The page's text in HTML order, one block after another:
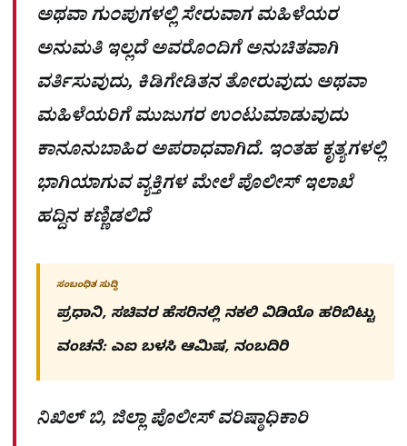
ಅಥವಾ ಗುಂಪುಗಳಲ್ಲಿ ಸೇರುವಾಗ ಮಹಿಳೆಯರ
ಅನುಮತಿ ಇಲ್ಲದೆ ಅವರೊಂದಿಗೆ ಅನುಚಿತವಾಗಿ
ವರ್ತಿಸುವುದು, ಕಿಡಿಗೇಡಿತನ ತೋರುವುದು ಅಥವಾ
ಮಹಿಳೆಯರಿಗೆ ಮುಜುಗರ ಉಂಟುಮಾಡುವುದು
ಕಾನೂನುಬಾಹಿರ ಅಪರಾಧವಾಗಿದೆ. ಇಂತಹ ಕೃತ್ಯಗಳಲ್ಲಿ
ಭಾಗಿಯಾಗುವ ವ್ಯಕ್ತಿಗಳ ಮೇಲೆ ಪೊಲೀಸ್ ಇಲಾಖೆ
ಹದ್ದಿನ ಕಣ್ಣಿಡಲಿದೆ
ಸಂಬಂಧಿತ ಸುದ್ದಿ
ಪ್ರಧಾನಿ, ಸಚಿವರ ಹೆಸರಿನಲ್ಲಿ ನಕಲಿ ವಿಡಿಯೊ ಹರಿಬಿಟ್ಟು
ವಂಚನೆ: ಎಐ ಬಳಸಿ ಆಮಿಷ, ನಂಬದಿರಿ
ನಿಖಿಲ್ ಬಿ, ಜಿಲ್ಲಾ ಪೊಲೀಸ್ ವರಿಷ್ಠಾಧಿಕಾರಿ